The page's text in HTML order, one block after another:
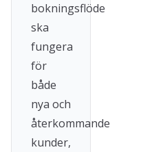
bokningsflöde
ska
fungera
för
både
nya och
återkommande
kunder,